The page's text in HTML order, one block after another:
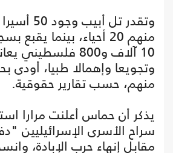
وتقدر تل
منهم 20 أحياء، بينما
10 آلاف و800
وتجويعا وإهمالا طبيا، أودى
منهم، حسب تقارير حقوقية.
يذكر أن حماس أعلنت مرارا
سراح الأسرى الإسرائيليين
مقابل إنهاء حرب الإبادة،